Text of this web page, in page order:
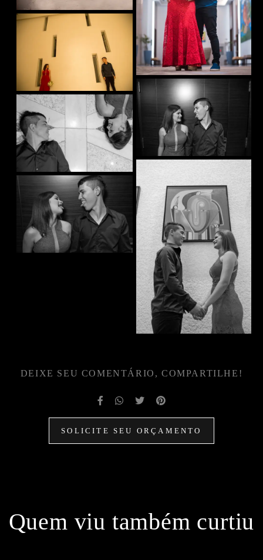
DEIXE SEU COMENTÁRIO, COMPARTILHE!
SOLICITE SEU ORÇAMENTO
Quem viu também curtiu